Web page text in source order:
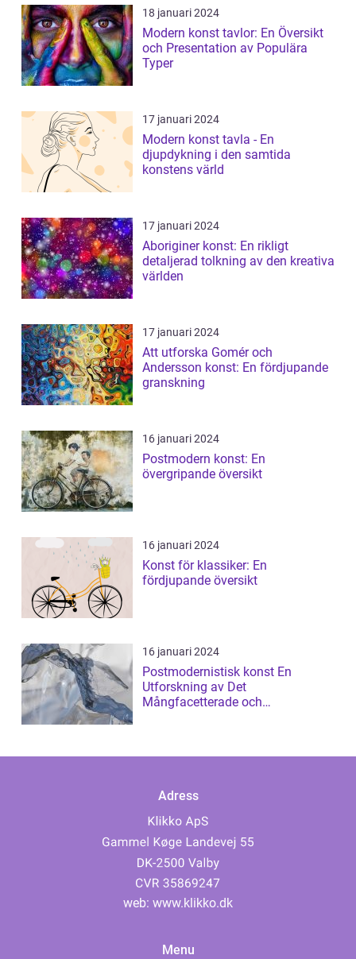
18 januari 2024
Modern konst tavlor: En Översikt
och Presentation av Populära
Typer
17 januari 2024
Modern konst tavla - En
djupdykning i den samtida
konstens värld
17 januari 2024
Aboriginer konst: En rikligt
detaljerad tolkning av den kreativa
världen
17 januari 2024
Att utforska Gomér och
Andersson konst: En fördjupande
granskning
16 januari 2024
Postmodern konst: En
övergripande översikt
16 januari 2024
Konst för klassiker: En
fördjupande översikt
16 januari 2024
Postmodernistisk konst En
Utforskning av Det
Mångfacetterade och
Adress
web: www.klikko.dk
Menu